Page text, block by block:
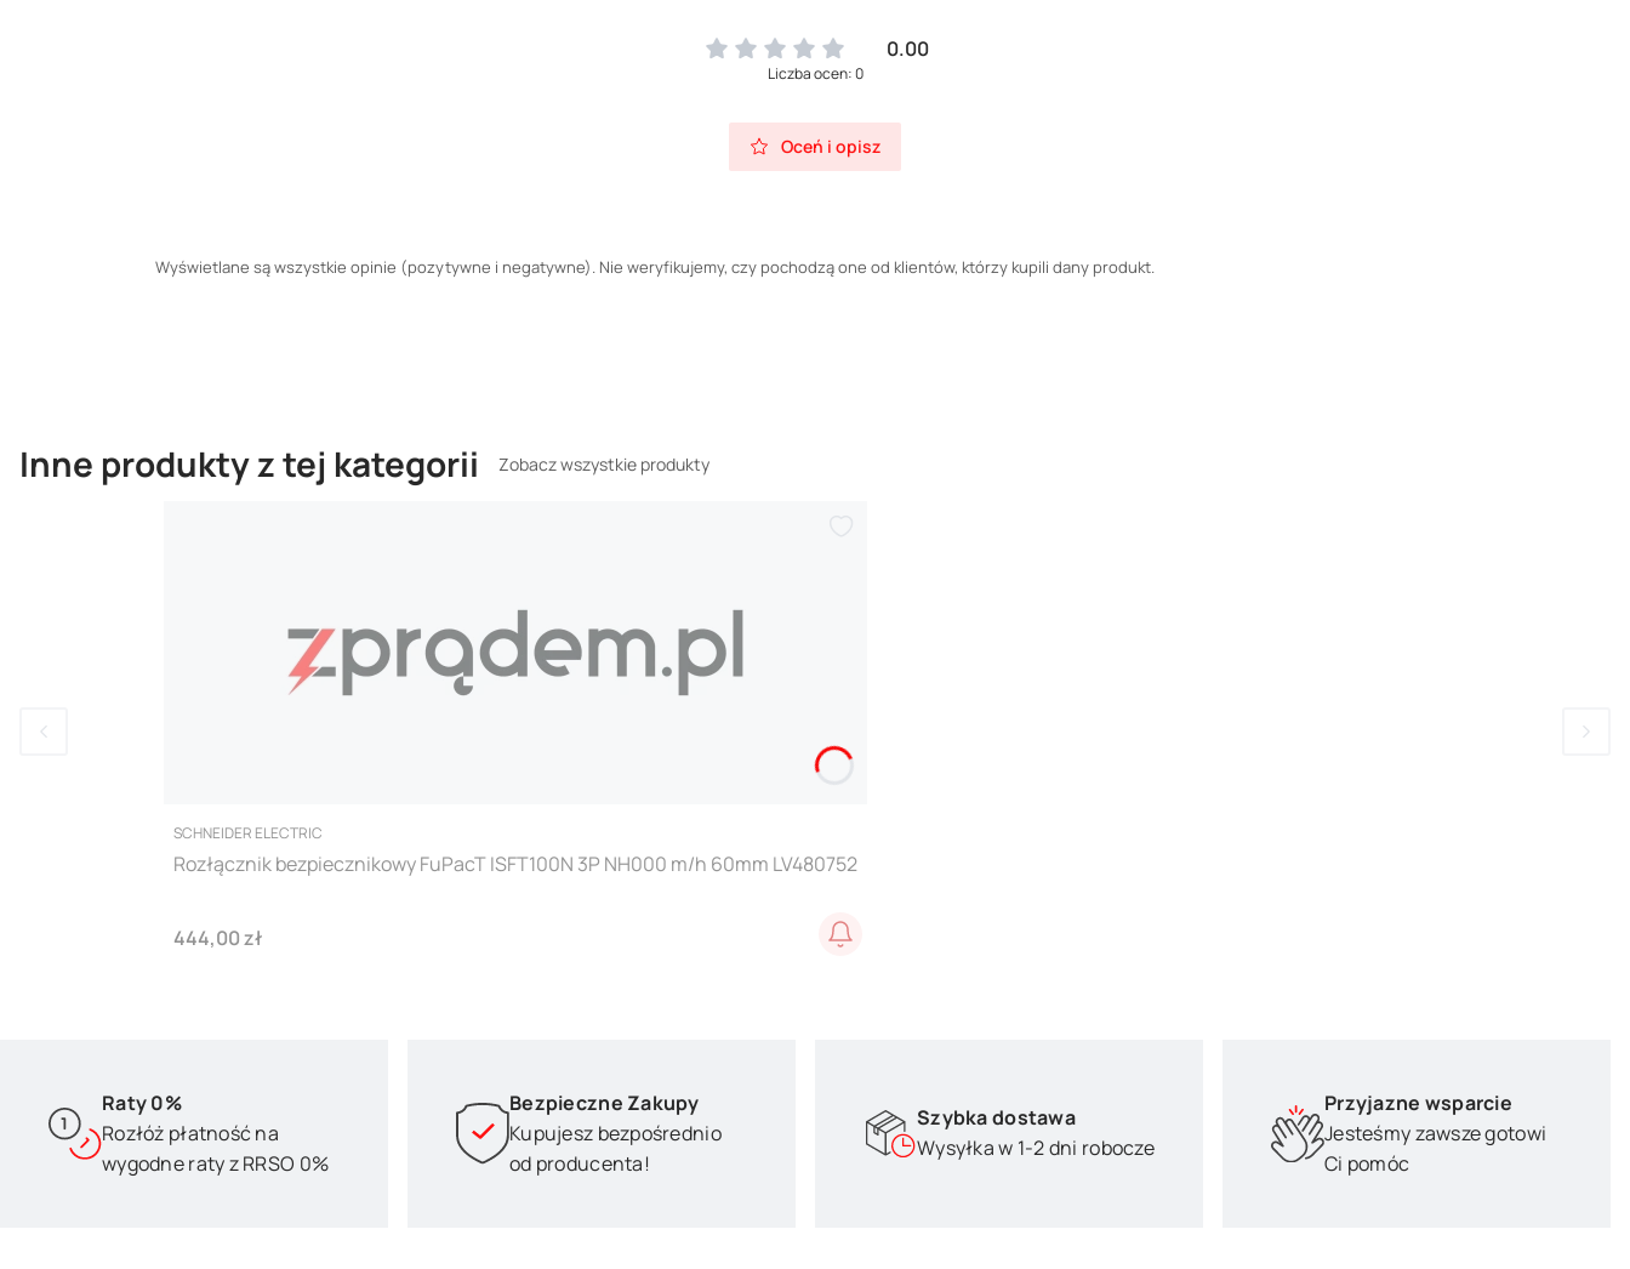
0.00
Liczba ocen: 0
Oceń i opisz
Wyświetlane są wszystkie opinie (pozytywne i negatywne). Nie weryfikujemy, czy pochodzą one od klientów, którzy kupili dany produkt.
Inne produkty z tej kategorii Zobacz wszystkie produkty
PRODUCENT
SCHNEIDER ELECTRIC
Rozłącznik bezpiecznikowy FuPacT ISFT100N 3P NH000 m/h 60mm LV480752
Cena
444,00 zł
Raty 0%
Rozłóż płatność na
wygodne raty z RRSO 0%
Bezpieczne Zakupy
Kupujesz bezpośrednio
od producenta!
Szybka dostawa
Wysyłka w 1-2 dni robocze
Przyjazne wsparcie
Jesteśmy zawsze gotowi
Ci pomóc